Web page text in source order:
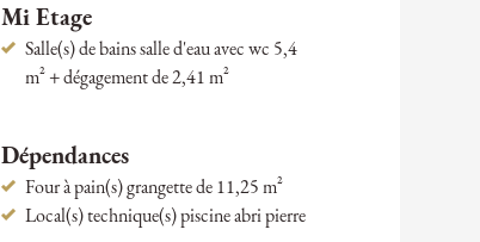
Mi Etage
Salle(s) de bains salle d'eau avec wc 5,4
m² + dégagement de 2,41 m²
Dépendances
Four à pain(s) grangette de 11,25 m²
Local(s) technique(s) piscine abri pierre